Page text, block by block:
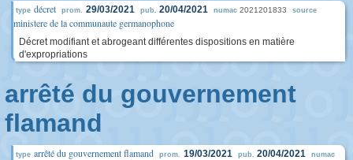
type décret prom. 29/03/2021 pub. 20/04/2021 numac 2021201833 source
ministere de la communaute germanophone
Décret modifiant et abrogeant différentes dispositions en matière
d'expropriations
arrêté du gouvernement
flamand
type arrêté du gouvernement flamand prom. 19/03/2021 pub. 20/04/2021 numac